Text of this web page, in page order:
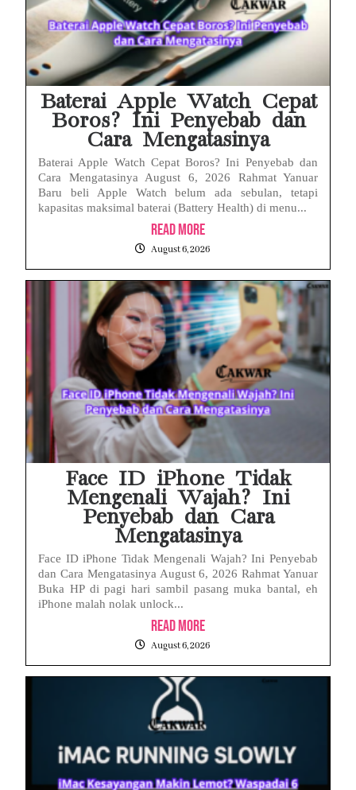
Baterai Apple Watch Cepat
Boros? Ini Penyebab dan
Cara Mengatasinya
Baterai Apple Watch Cepat Boros? Ini Penyebab dan
Cara Mengatasinya August 6, 2026 Rahmat Yanuar
Baru beli Apple Watch belum ada sebulan, tetapi
kapasitas maksimal baterai (Battery Health) di menu...
Read More
August 6, 2026
Face ID iPhone Tidak
Mengenali Wajah? Ini
Penyebab dan Cara
Mengatasinya
Face ID iPhone Tidak Mengenali Wajah? Ini Penyebab
dan Cara Mengatasinya August 6, 2026 Rahmat Yanuar
Buka HP di pagi hari sambil pasang muka bantal, eh
iPhone malah nolak unlock...
Read More
August 6, 2026